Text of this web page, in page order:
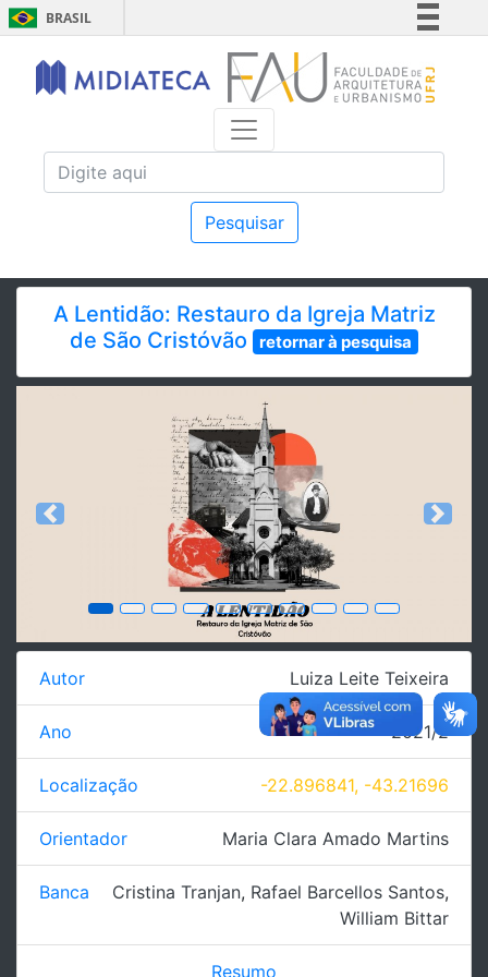
BRASIL
Simplifique!
Comunica BR
Acesso à informação
Pesquisar
A Lentidão: Restauro da Igreja Matriz
de São Cristóvão
retornar à pesquisa
Previous Next
Autor Luiza Leite Teixeira
Ano 2021/2
Localização -22.896841, -43.21696
Orientador Maria Clara Amado Martins
Banca Cristina Tranjan, Rafael Barcellos Santos,
William Bittar
Resumo